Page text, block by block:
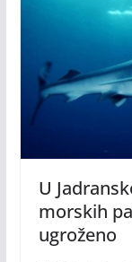
U
morskih
ugroženo